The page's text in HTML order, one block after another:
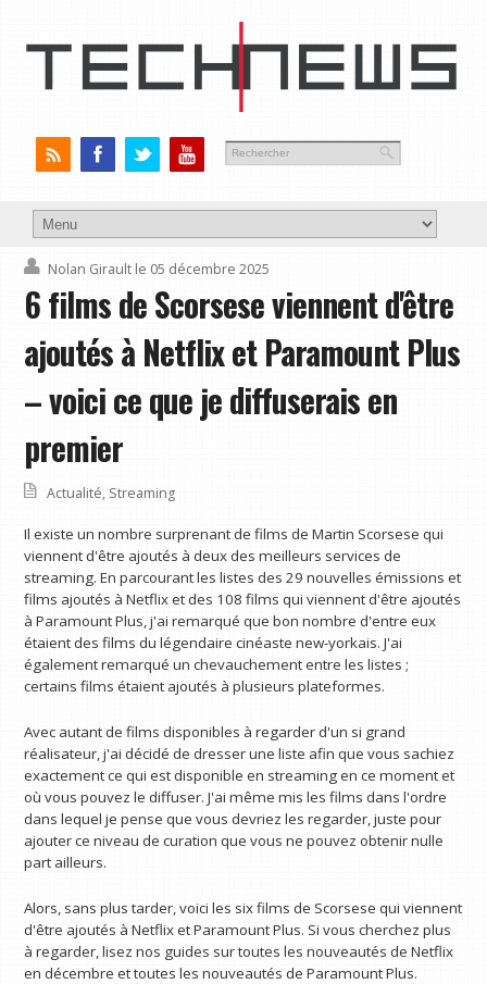
Nolan Girault le 05 décembre 2025
6 films de Scorsese viennent d'être
ajoutés à Netflix et Paramount Plus
– voici ce que je diffuserais en
premier
Actualité, Streaming
Il existe un nombre surprenant de films de Martin Scorsese qui
viennent d'être ajoutés à deux des meilleurs services de
streaming. En parcourant les listes des 29 nouvelles émissions et
films ajoutés à Netflix et des 108 films qui viennent d'être ajoutés
à Paramount Plus, j'ai remarqué que bon nombre d'entre eux
étaient des films du légendaire cinéaste new-yorkais. J'ai
également remarqué un chevauchement entre les listes ;
certains films étaient ajoutés à plusieurs plateformes.
Avec autant de films disponibles à regarder d'un si grand
réalisateur, j'ai décidé de dresser une liste afin que vous sachiez
exactement ce qui est disponible en streaming en ce moment et
où vous pouvez le diffuser. J'ai même mis les films dans l'ordre
dans lequel je pense que vous devriez les regarder, juste pour
ajouter ce niveau de curation que vous ne pouvez obtenir nulle
part ailleurs.
Alors, sans plus tarder, voici les six films de Scorsese qui viennent
d'être ajoutés à Netflix et Paramount Plus. Si vous cherchez plus
à regarder, lisez nos guides sur toutes les nouveautés de Netflix
en décembre et toutes les nouveautés de Paramount Plus.